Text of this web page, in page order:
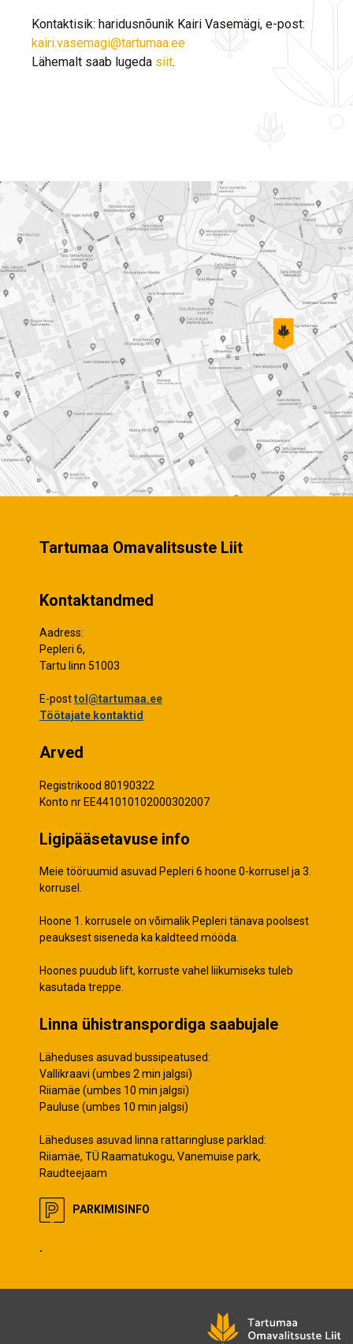
Kontaktisik: haridusnõunik Kairi Vasemägi, e-post:
kairi.vasemagi@tartumaa.ee
Lähemalt saab lugeda siit.
Tartumaa Omavalitsuste Liit
Kontaktandmed
Aadress:
Pepleri 6,
Tartu linn 51003
E-posttol@tartumaa.ee
Töötajate kontaktid
Arved
Registrikood 80190322
Konto nr EE441010102000302007
Ligipääsetavuse info
Meie tööruumid asuvad Pepleri 6 hoone 0-korrusel ja 3.
korrusel.
Hoone 1. korrusele on võimalik Pepleri tänava poolsest
peauksest siseneda ka kaldteed mööda.
Hoones puudub lift, korruste vahel liikumiseks tuleb
kasutada treppe.
Linna ühistranspordiga saabujale
Läheduses asuvad bussipeatused:
Vallikraavi (umbes 2 min jalgsi)
Riiamäe (umbes 10 min jalgsi)
Pauluse (umbes 10 min jalgsi)
Läheduses asuvad linna rattaringluse parklad:
Riiamäe, TÜ Raamatukogu, Vanemuise park,
Raudteejaam
PARKIMISINFO
.